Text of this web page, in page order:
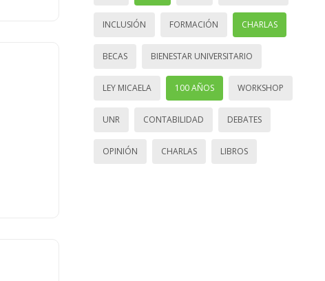
INCLUSIÓN FORMACIÓN CHARLAS
BECAS BIENESTAR UNIVERSITARIO
LEY MICAELA 100 AÑOS WORKSHOP
UNR CONTABILIDAD DEBATES
OPINIÓN CHARLAS LIBROS